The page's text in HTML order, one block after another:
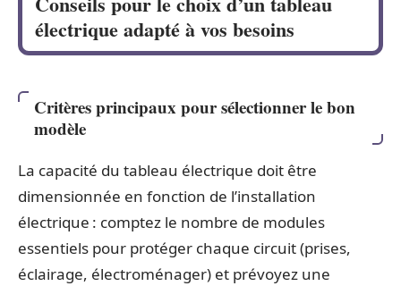
électrique adapté à vos besoins
Critères principaux pour sélectionner le bon
modèle
La capacité du tableau électrique doit être
dimensionnée en fonction de l’installation
électrique : comptez le nombre de modules
essentiels pour protéger chaque circuit (prises,
éclairage, électroménager) et prévoyez une